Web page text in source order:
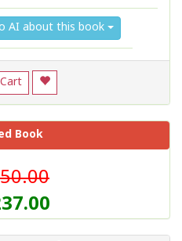
AI about this book
Book